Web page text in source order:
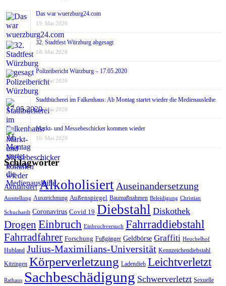
Das war wuerzburg24.com
19. Mai 2020
32. Stadtfest Würzburg abgesagt
18. Mai 2020
Polizeibericht Würzburg – 17.05.2020
17. Mai 2020
Stadtbücherei im Falkenhaus: Ab Montag startet wieder die Medienausleihe
17. Mai 2020
Markt- und Messebeschicker kommen wieder
16. Mai 2020
Schlagwörter
Aktualisiert Alkoholisiert Auseinandersetzung
Ausstellung Auszeichnung Außenspiegel Baumaßnahmen Beleidigung Christian
Schuchardt Coronavirus Covid 19 Diebstahl Diskothek
Drogen Einbruch Einbruchversuch Fahrraddiebstahl
Fahrradfahrer Forschung Fußgänger Geldbörse Graffiti Heuchelhof
Hubland Julius-Maximilians-Universität Kennzeichendiebstahl
Kitzingen Körperverletzung Ladendieb Leichtverletzt
Rathaus Sachbeschädigung Schwerverletzt Sexuelle